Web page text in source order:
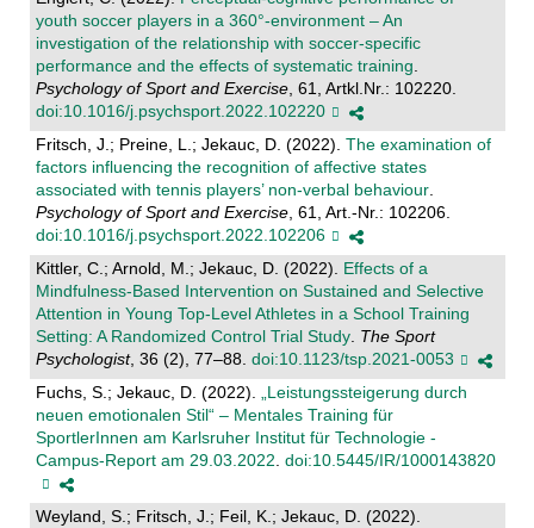
youth soccer players in a 360°-environment – An
investigation of the relationship with soccer-specific
performance and the effects of systematic training.
Psychology of Sport and Exercise, 61, Artkl.Nr.: 102220.
doi:10.1016/j.psychsport.2022.102220
Fritsch, J.; Preine, L.; Jekauc, D. (2022). The examination of
factors influencing the recognition of affective states
associated with tennis players’ non-verbal behaviour.
Psychology of Sport and Exercise, 61, Art.-Nr.: 102206.
doi:10.1016/j.psychsport.2022.102206
Kittler, C.; Arnold, M.; Jekauc, D. (2022). Effects of a
Mindfulness-Based Intervention on Sustained and Selective
Attention in Young Top-Level Athletes in a School Training
Setting: A Randomized Control Trial Study. The Sport
Psychologist, 36 (2), 77–88. doi:10.1123/tsp.2021-0053
Fuchs, S.; Jekauc, D. (2022). „Leistungssteigerung durch
neuen emotionalen Stil“ – Mentales Training für
SportlerInnen am Karlsruher Institut für Technologie -
Campus-Report am 29.03.2022. doi:10.5445/IR/1000143820
Weyland, S.; Fritsch, J.; Feil, K.; Jekauc, D. (2022).